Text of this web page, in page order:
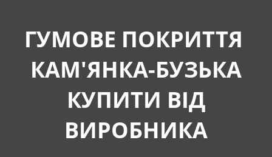
ГУМОВЕ ПОКРИТТЯ
КАМ'ЯНКА-БУЗЬКА
КУПИТИ ВІД
ВИРОБНИКА